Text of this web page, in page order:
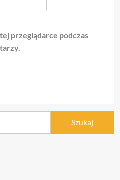
przeglądarce podczas